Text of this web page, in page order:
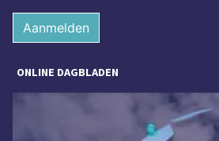
Aanmelden
ONLINE DAGBLADEN